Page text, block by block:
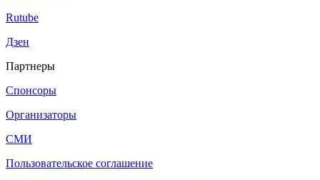
Rutube
Дзен
Партнеры
Спонсоры
Организаторы
СМИ
Пользовательское соглашение